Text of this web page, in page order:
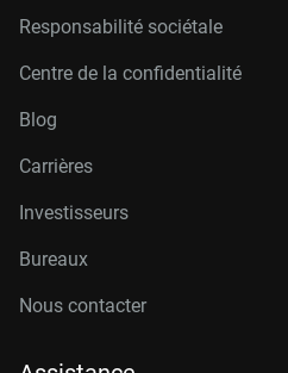
Responsabilité sociétale
Centre de la confidentialité
Blog
Carrières
Investisseurs
Bureaux
Nous contacter